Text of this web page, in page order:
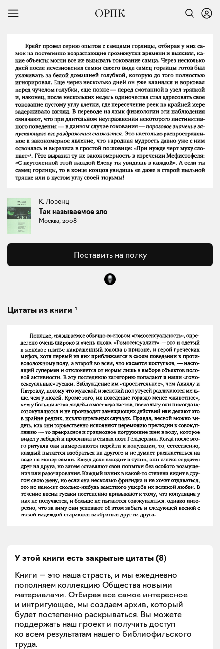
К. Лоренц
Так называемое зло
Москва, 2008
Поставить на полку
Цитаты из книги 1
У этой книги есть закрытые цитаты (8)
Книги — это наша страсть, и мы ежедневно
пополняем коллекцию Общества новыми
материалами. Отбирая все самое интересное
и интригующее, мы создаем архив, который
будет постепенно раскрываться. Вы можете
поддержать наш проект и получить доступ
ко всем результатам нашего библиофильского
труда.